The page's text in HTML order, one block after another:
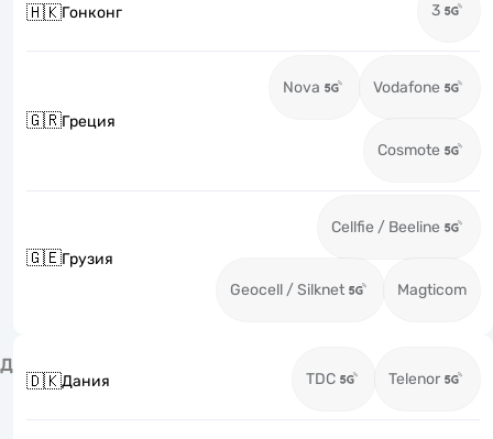
🇭🇰Гонконг 3
🇬🇷Греция
Nova Vodafone
Cosmote
🇬🇪Грузия
Cellfie / Beeline
Geocell / Silknet Magticom
Д
🇩🇰Дания TDC Telenor